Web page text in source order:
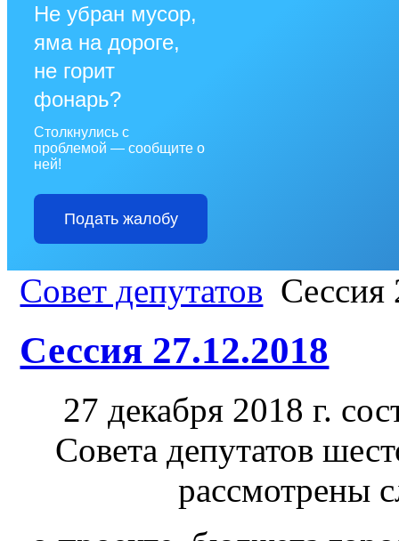
Не убран мусор,
яма на дороге,
не горит
фонарь?
Столкнулись с
проблемой — сообщите о
ней!
Подать жалобу
Совет депутатов Сессия
Сессия 27.12.2018
27 декабря 2018 г.
Совета депутатов
рассмотрены